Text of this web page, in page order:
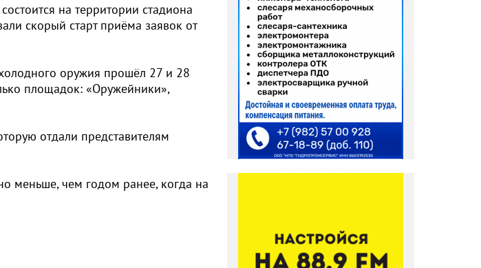
на территории стадиона
скорый старт приёма заявок от
оружия прошёл 27 и 28
площадок: «Оружейники»,
отдали представителям
меньше, чем годом ранее, когда на